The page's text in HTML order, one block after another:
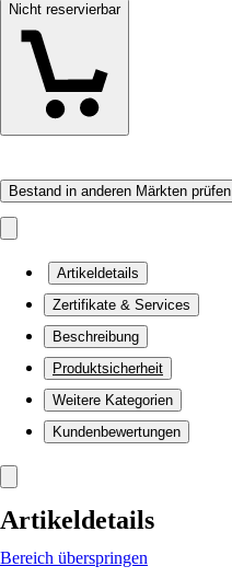
Nicht reservierbar
Bestand in anderen Märkten prüfen
Artikeldetails
Zertifikate & Services
Beschreibung
Produktsicherheit
Weitere Kategorien
Kundenbewertungen
Artikeldetails
Bereich überspringen